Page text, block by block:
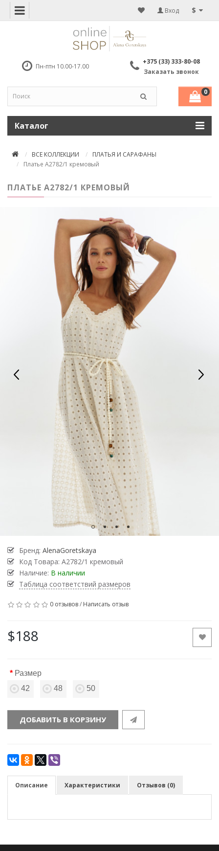
$
Вход
Пн-птн 10.00-17.00
+375 (33) 333-80-08
Заказать звонок
0
Каталог
ВСЕ КОЛЛЕКЦИИ
ПЛАТЬЯ И САРАФАНЫ
Платье А2782/1 кремовый
ПЛАТЬЕ А2782/1 КРЕМОВЫЙ
Бренд: AlenaGoretskaya
Код Товара: А2782/1 кремовый
Наличие: В наличии
Таблица соответствий размеров
0 отзывов/ Написать отзыв
$188
Размер
42
48 50
ДОБАВИТЬ В КОРЗИНУ
Описание Характеристики Отзывов (0)